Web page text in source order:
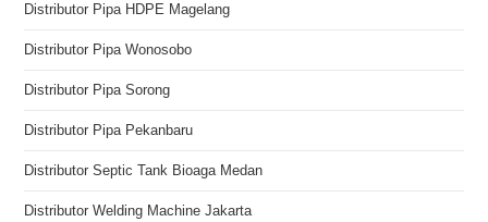
Distributor Pipa HDPE Magelang
Distributor Pipa Wonosobo
Distributor Pipa Sorong
Distributor Pipa Pekanbaru
Distributor Septic Tank Bioaga Medan
Distributor Welding Machine Jakarta